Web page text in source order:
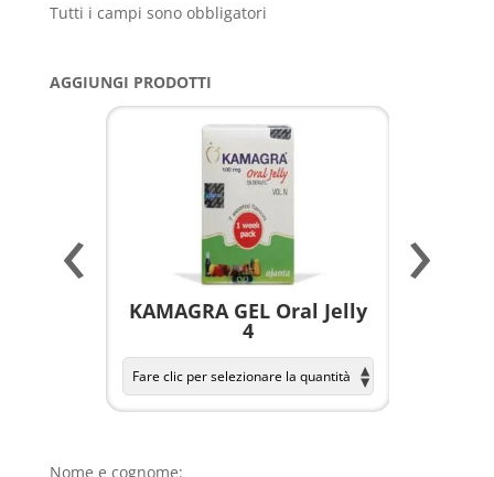
Tutti i campi sono obbligatori
AGGIUNGI PRODOTTI
KAMAGRA GEL Oral Jelly
4
‹ ›
Nome e cognome: